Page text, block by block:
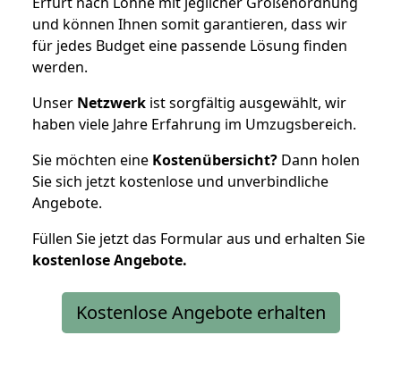
und können Ihnen somit garantieren, dass wir
für jedes Budget eine passende Lösung finden
werden.
Unser Netzwerk ist sorgfältig ausgewählt, wir
haben viele Jahre Erfahrung im Umzugsbereich.
Sie möchten eine Kostenübersicht? Dann holen
Sie sich jetzt kostenlose und unverbindliche
Angebote.
Füllen Sie jetzt das Formular aus und erhalten Sie
kostenloseAngebote.
Kostenlose Angebote erhalten